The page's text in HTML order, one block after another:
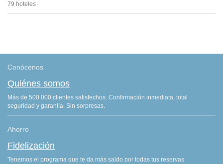
79 hoteles
Conócenos
Quiénes somos
Más de 500.000 clientes satisfechos. Confirmación inmediata, total
seguridad y garantía. Sin sorpresas.
Ahorro
Fidelización
Tenemos el programa que te da más saldo por todas tus reservas